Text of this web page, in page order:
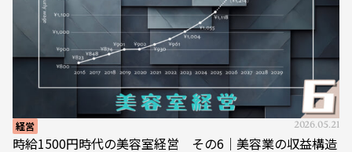
経営 2026.05.21
時給1500円時代の美容室経営 その6｜美容業の収益構造